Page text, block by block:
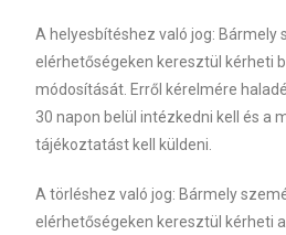
A helyesbítéshez való jog: Bármely
elérhetőségeken keresztül kérheti
módosítását. Erről kérelmére
30 napon belül intézkedni kell és a
tájékoztatást kell küldeni.
A törléshez való jog: Bármely
elérhetőségeken keresztül kérheti